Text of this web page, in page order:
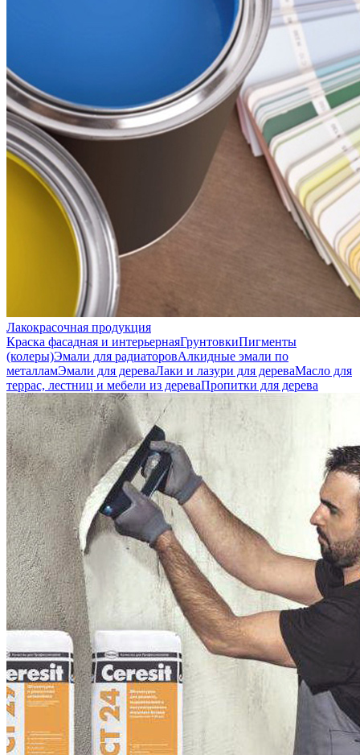
Лакокрасочная продукция
Краска фасадная и интерьернаяГрунтовкиПигменты
(колеры)Эмали для радиаторовАлкидные эмали по
металламЭмали для дереваЛаки и лазури для дереваМасло для
террас, лестниц и мебели из дереваПропитки для дерева